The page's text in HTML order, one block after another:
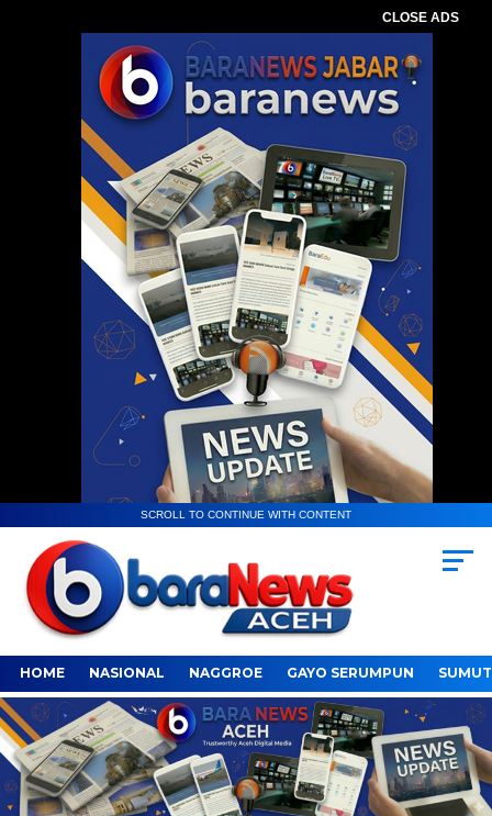
CLOSE ADS
SCROLL TO CONTINUE WITH CONTENT
HOME NASIONAL NAGGROE GAYO SERUMPUN SUMUT